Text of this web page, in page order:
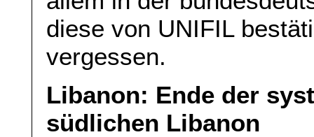
diese von UNIFIL
vergessen.
Libanon: Ende der
südlichen Libanon